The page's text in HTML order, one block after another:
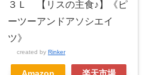
３Ｌ 【リスの主食♪】《ピ
ーツーアンドアソシエイ
ツ》
created by Rinker